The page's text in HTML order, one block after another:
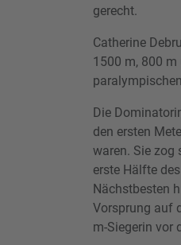
gerecht.
Catherine
1500 m, 800
Die
den ersten
waren. Sie zog
erste Hälfte
Nächstbesten
Vorsprung auf
m-Siegerin vor